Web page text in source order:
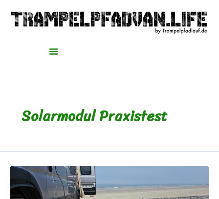
Inhalt
springen
Solarmodul Praxistest